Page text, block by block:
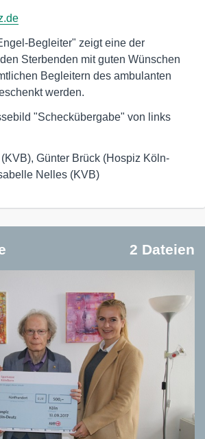
Begleiter" zeigt eine der
Sterbenden mit guten Wünschen
Begleitern des ambulanten
werden.
"Scheckübergabe" von links
Günter Brück (Hospiz Köln-
Nelles (KVB)
2 Dateien